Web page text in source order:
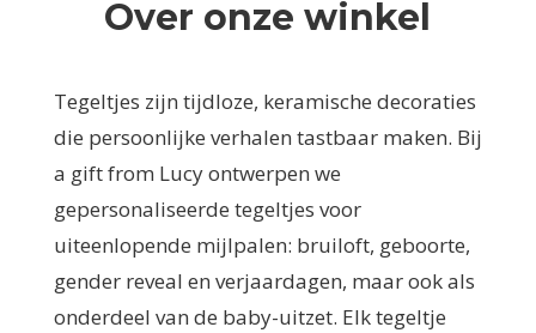
Over onze winkel
Tegeltjes zijn tijdloze, keramische decoraties
die persoonlijke verhalen tastbaar maken. Bij
a gift from Lucy ontwerpen we
gepersonaliseerde tegeltjes voor
uiteenlopende mijlpalen: bruiloft, geboorte,
gender reveal en verjaardagen, maar ook als
onderdeel van de baby-uitzet. Elk tegeltje